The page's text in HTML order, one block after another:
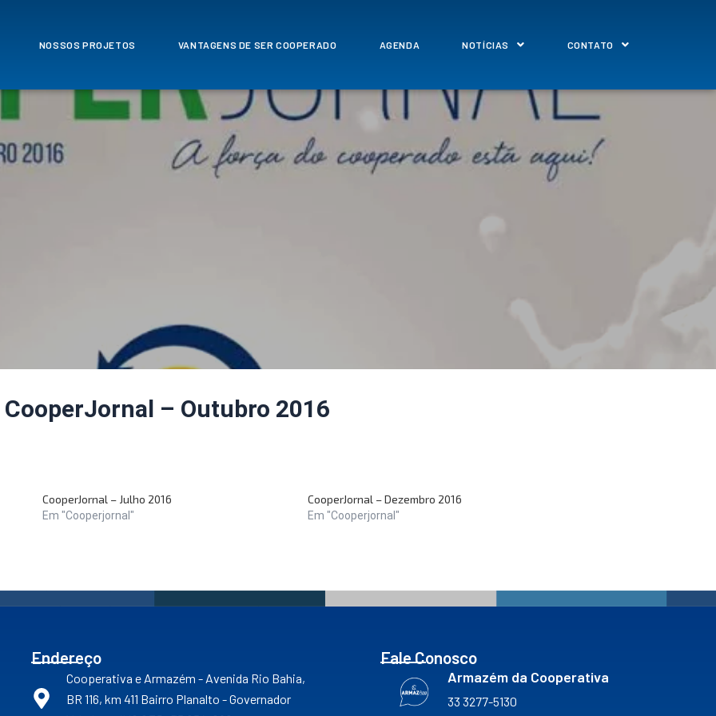
NOSSOS PROJETOS VANTAGENS DE SER COOPERADO AGENDA NOTÍCIAS CONTATO
CooperJornal – Outubro 2016
CooperJornal – Julho 2016
Em "Cooperjornal"
CooperJornal – Dezembro 2016
Em "Cooperjornal"
Endereço
Cooperativa e Armazém - Avenida Rio Bahia,
BR 116, km 411 Bairro Planalto - Governador
Fale Conosco
Armazém da Cooperativa
33 3277-5130